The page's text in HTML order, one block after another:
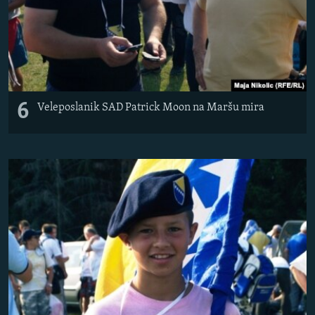
6 Veleposlanik SAD Patrick Moon na Maršu mira